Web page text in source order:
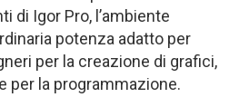
di Igor Pro, l’ambiente
potenza adatto per
per la creazione di grafici,
per la programmazione.